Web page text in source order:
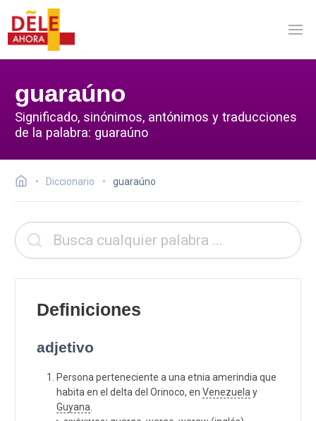
guaraúno
Significado, sinónimos, antónimos y traducciones
de la palabra: guaraúno
Diccionario guaraúno
Definiciones
adjetivo
Persona perteneciente a una etnia amerindia que
habita en el delta del Orinoco, en Venezuela y
Guyana